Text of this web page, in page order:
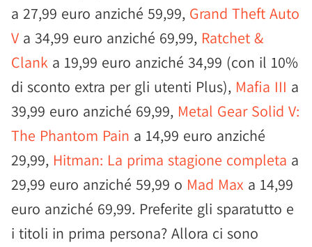
a 27,99 euro anziché 59,99, Grand Theft Auto
V a 34,99 euro anziché 69,99, Ratchet &
Clank a 19,99 euro anziché 34,99 (con il 10%
di sconto extra per gli utenti Plus), Mafia III a
39,99 euro anziché 69,99, Metal Gear Solid V:
The Phantom Pain a 14,99 euro anziché
29,99, Hitman: La prima stagione completa a
29,99 euro anziché 59,99 o Mad Max a 14,99
euro anziché 69,99. Preferite gli sparatutto e
i titoli in prima persona? Allora ci sono